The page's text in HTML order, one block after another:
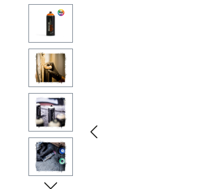
Bildergalerie überspringen